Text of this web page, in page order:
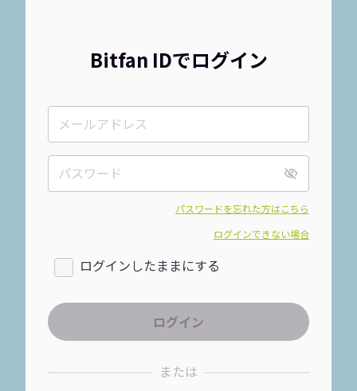
Bitfan IDでログイン
パスワードを忘れた方はこちら
ログインできない場合
ログインしたままにする
または